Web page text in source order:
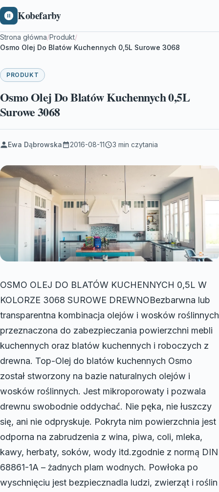
Kobefarby
Strona główna/Produkt/
Osmo Olej Do Blatów Kuchennych 0,5L Surowe 3068
PRODUKT
Osmo Olej Do Blatów Kuchennych 0,5L
Surowe 3068
Ewa Dąbrowska 2016-08-11 3 min czytania
OSMO OLEJ DO BLATÓW KUCHENNYCH 0,5L W
KOLORZE 3068 SUROWE DREWNOBezbarwna lub
transparentna kombinacja olejów i wosków roślinnych
przeznaczona do zabezpieczania powierzchni mebli
kuchennych oraz blatów kuchennych i roboczych z
drewna. Top-Olej do blatów kuchennych Osmo
został stworzony na bazie naturalnych olejów i
wosków roślinnych. Jest mikroporowaty i pozwala
drewnu swobodnie oddychać. Nie pęka, nie łuszczy
się, ani nie odpryskuje. Pokryta nim powierzchnia jest
odporna na zabrudzenia z wina, piwa, coli, mleka,
kawy, herbaty, soków, wody itd.zgodnie z normą DIN
68861-1A – żadnych plam wodnych. Powłoka po
wyschnięciu jest bezpiecznadla ludzi, zwierząt i roślin